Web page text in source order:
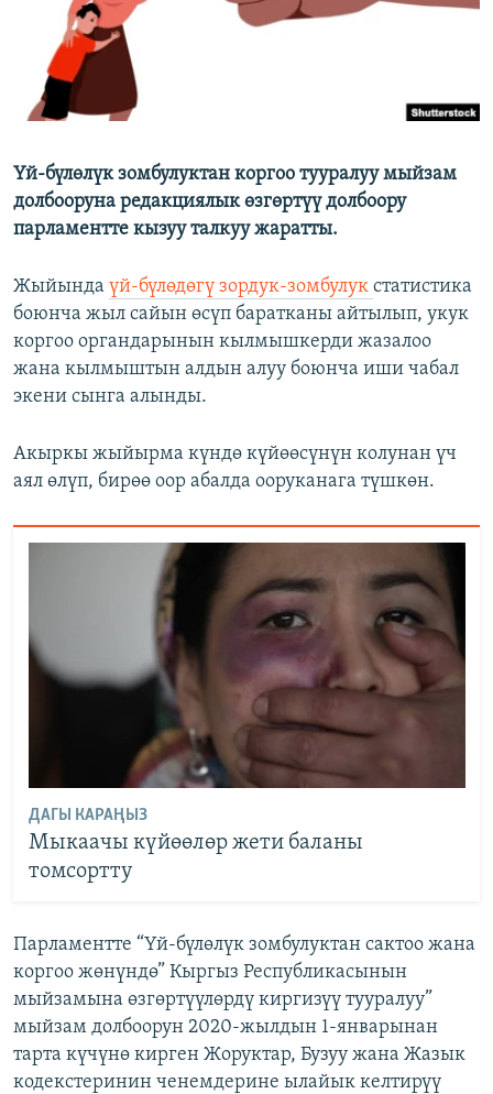
ЭЕ/АРнун бардык сайттары
Үй-бүлөлүк зомбулуктан коргоо тууралуу мыйзам
долбооруна редакциялык өзгөртүү долбоору
парламентте кызуу талкуу жаратты.
Жыйында үй-бүлөдөгү зордук-зомбулук статистика
боюнча жыл сайын өсүп баратканы айтылып, укук
коргоо органдарынын кылмышкерди жазалоо
жана кылмыштын алдын алуу боюнча иши чабал
экени сынга алынды.
Акыркы жыйырма күндө күйөөсүнүн колунан үч
аял өлүп, бирөө оор абалда ооруканага түшкөн.
ДАГЫ КАРАҢЫЗ
Мыкаачы күйөөлөр жети баланы
томсортту
Парламентте “Үй-бүлөлүк зомбулуктан сактоо жана
коргоо жөнүндө” Кыргыз Республикасынын
мыйзамына өзгөртүүлөрдү киргизүү тууралуу”
мыйзам долбоорун 2020-жылдын 1-январынан
тарта күчүнө кирген Жоруктар, Бузуу жана Жазык
кодекстеринин ченемдерине ылайык келтирүү